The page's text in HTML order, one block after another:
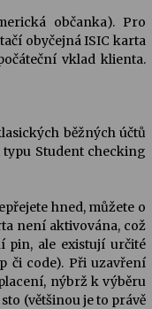
občanka). Pro
obyčejná ISIC karta
vklad klienta.
běžných účtů
Student checking
hned, můžete o
není aktivována, což
pin, ale existují určité
či code). Při uzavření
nýbrž k výběru
(většinou je to právě